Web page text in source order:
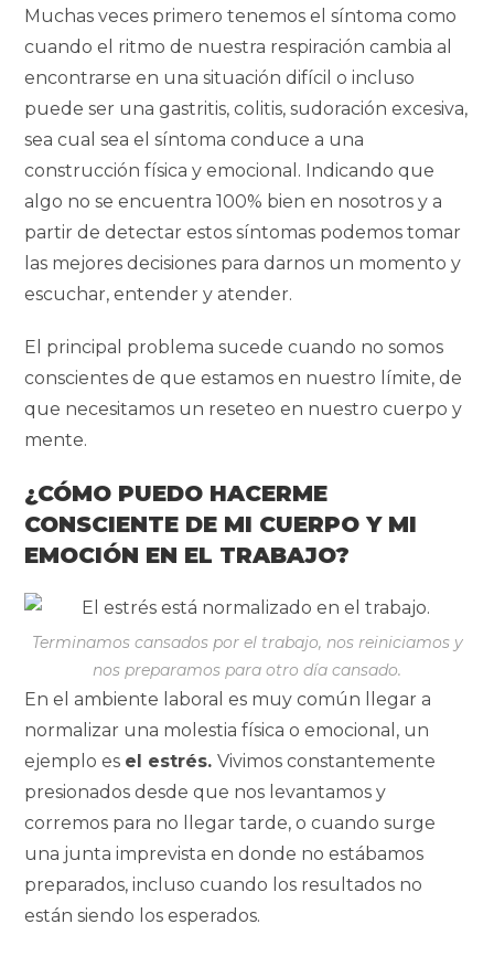
Muchas veces primero tenemos el síntoma como
cuando el ritmo de nuestra respiración cambia al
encontrarse en una situación difícil o incluso
puede ser una gastritis, colitis, sudoración excesiva,
sea cual sea el síntoma conduce a una
construcción física y emocional. Indicando que
algo no se encuentra 100% bien en nosotros y a
partir de detectar estos síntomas podemos tomar
las mejores decisiones para darnos un momento y
escuchar, entender y atender.
El principal problema sucede cuando no somos
conscientes de que estamos en nuestro límite, de
que necesitamos un reseteo en nuestro cuerpo y
mente.
¿CÓMO PUEDO HACERME
CONSCIENTE DE MI CUERPO Y MI
EMOCIÓN EN EL TRABAJO?
Terminamos cansados por el trabajo, nos reiniciamos y
nos preparamos para otro día cansado.
En el ambiente laboral es muy común llegar a
normalizar una molestia física o emocional, un
ejemplo es el estrés.Vivimos constantemente
presionados desde que nos levantamos y
corremos para no llegar tarde, o cuando surge
una junta imprevista en donde no estábamos
preparados, incluso cuando los resultados no
están siendo los esperados.